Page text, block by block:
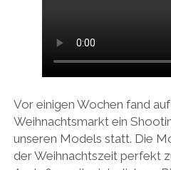
Vor einigen Wochen fand
Weihnachtsmarkt ein
unseren Models statt. Die
der Weihnachtszeit perfekt